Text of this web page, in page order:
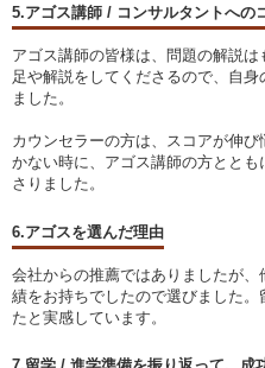
5.アゴス講師 / コンサルタントへの
アゴス講師の皆様は、問題の解説
足や解説をしてくださるので、自
ました。
カウンセラーの方は、スコアが伸
かない時に、アゴス講師の方とと
さりました。
6.アゴスを選んだ理由
会社からの推薦ではありましたが
績をお持ちでしたので選びました
たと実感しています。